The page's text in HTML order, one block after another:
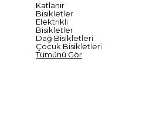
Katlanır
Bisikletler
Elektrikli
Bisikletler
Dağ Bisikletleri
Çocuk Bisikletleri
Tümünü Gör